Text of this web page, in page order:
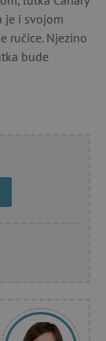
je i svojom
ručice. Njezino
bude